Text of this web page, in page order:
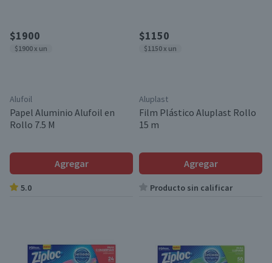
$1900
$1900 x un
Alufoil
Papel Aluminio Alufoil en
Rollo 7.5 M
Agregar
5.0
$1150
$1150 x un
Aluplast
Film Plástico Aluplast Rollo
15 m
Agregar
Producto sin calificar